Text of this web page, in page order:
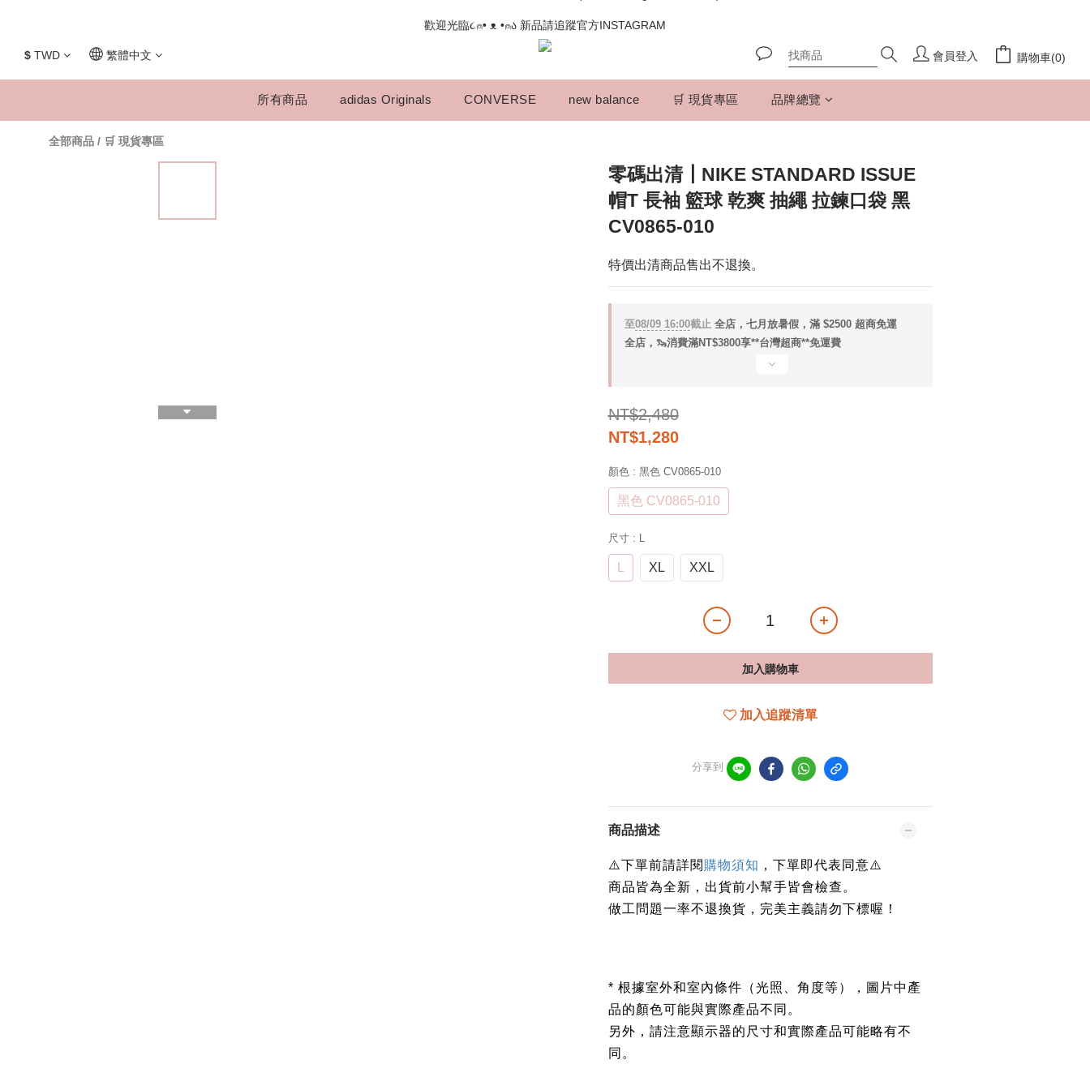
📣如果遇到結帳沒有反應，請另開瀏覽器 (不要直接從ig連結網站下單)
$ TWD 繁體中文 會員登入 購物車(0)
所有商品 adidas Originals CONVERSE new balance 🛒 現貨專區 品牌總覽
全部商品 / 🛒 現貨專區
零碼出清┃NIKE STANDARD ISSUE
帽T 長袖 籃球 乾爽 抽繩 拉鍊口袋 黑
CV0865-010
特價出清商品售出不退換。
至08/09 16:00截止全店，七月放暑假，滿 $2500 超商免運
全店，🦦消費滿NT$3800享**台灣超商**免運費
NT$2,480
NT$1,280
顏色 : 黑色 CV0865-010
黑色 CV0865-010
尺寸 : L
XL XXL
加入購物車
加入追蹤清單
分享到
商品描述
⚠️下單前請詳閱購物須知 ，下單即代表同意⚠️
商品皆為全新，出貨前小幫手皆會檢查。
做工問題一率不退換貨，完美主義請勿下標喔！
* 根據室外和室內條件（光照、角度等），圖片中產
品的顏色可能與實際產品不同。
另外，請注意顯示器的尺寸和實際產品可能略有不
同。